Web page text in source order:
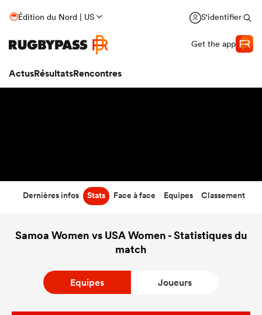
Édition du Nord | US S'identifier
Get the app
ActusRésultatsRencontres
Dernières infos Stats Face à face Equipes Classement
Samoa Women vs USA Women - Statistiques du
match
Equipes Joueurs